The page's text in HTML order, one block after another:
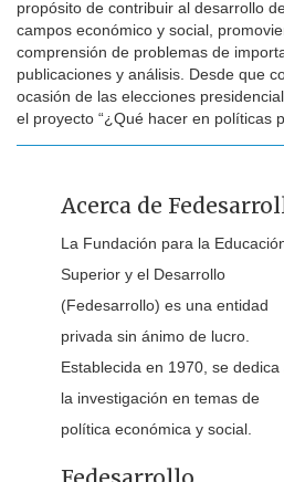
propósito de contribuir al desarrollo
campos económico y social,
comprensión de problemas de
publicaciones y análisis. Desde que
ocasión de las elecciones
el proyecto “¿Qué hacer en políticas
Acerca de
La Fundación para la
Superior y el Desarrollo
(Fedesarrollo) es una entidad
privada sin ánimo de lucro.
Establecida en 1970, se dedica
la investigación en temas de
política económica y social.